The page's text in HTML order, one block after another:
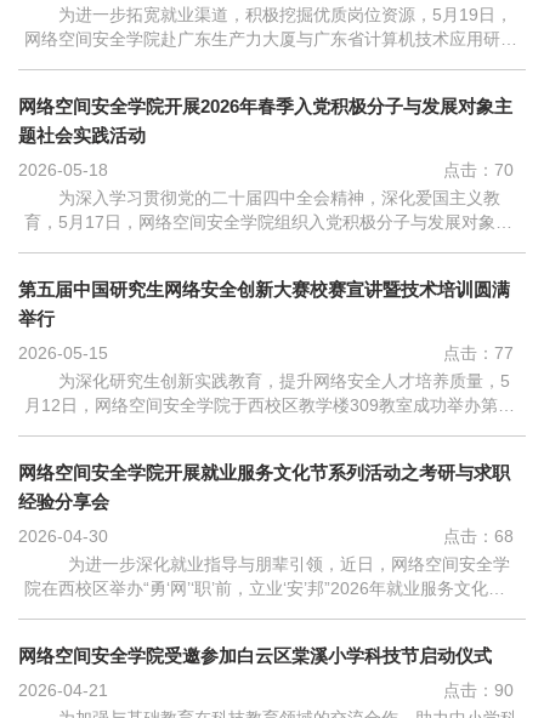
为进一步拓宽就业渠道，积极挖掘优质岗位资源，5月19日，
网络空间安全学院赴广东生产力大厦与广东省计算机技术应用研究
网络空间安全学院开展2026年春季入党积极分子与发展对象主
题社会实践活动
2026-05-18 点击： 70
为深入学习贯彻党的二十届四中全会精神，深化爱国主义教
育，5月17日，网络空间安全学院组织入党积极分子与发展对象共
第五届中国研究生网络安全创新大赛校赛宣讲暨技术培训圆满
举行
2026-05-15 点击： 77
为深化研究生创新实践教育，提升网络安全人才培养质量，5
月12日，网络空间安全学院于西校区教学楼309教室成功举办第五
网络空间安全学院开展就业服务文化节系列活动之考研与求职
经验分享会
2026-04-30 点击： 68
为进一步深化就业指导与朋辈引领，近日，网络空间安全学
院在西校区举办“勇‘网’‘职’前，立业‘安’邦”2026年就业服务文化节
网络空间安全学院受邀参加白云区棠溪小学科技节启动仪式
2026-04-21 点击： 90